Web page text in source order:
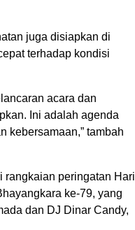
juga disiapkan di
terhadap kondisi
acara dan
Ini adalah agenda
kebersamaan,” tambah
rangkaian peringatan Hari
ke-79, yang
dan DJ Dinar Candy,